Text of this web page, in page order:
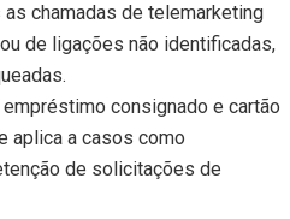
chamadas de telemarketing
de ligações não identificadas,
consignado e cartão
aplica a casos como
de solicitações de